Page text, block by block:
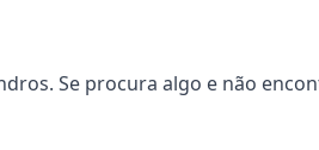
Se procura algo e não